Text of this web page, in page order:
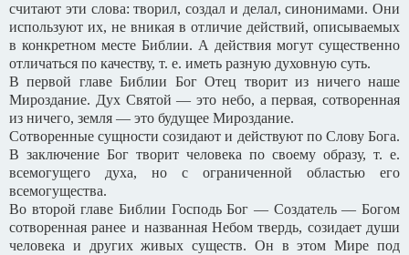
считают эти слова: творил, создал и делал, синонимами. Они
используют их, не вникая в отличие действий, описываемых
в конкретном месте Библии. А действия могут существенно
отличаться по качеству, т. е. иметь разную духовную суть.
В первой главе Библии Бог Отец творит из ничего наше
Мироздание. Дух Святой — это небо, а первая, сотворенная
из ничего, земля — это будущее Мироздание.
Сотворенные сущности созидают и действуют по Слову Бога.
В заключение Бог творит человека по своему образу, т. е.
всемогущего духа, но с ограниченной областью его
всемогущества.
Во второй главе Библии Господь Бог — Создатель — Богом
сотворенная ранее и названная Небом твердь, созидает души
человека и других живых существ. Он в этом Мире под